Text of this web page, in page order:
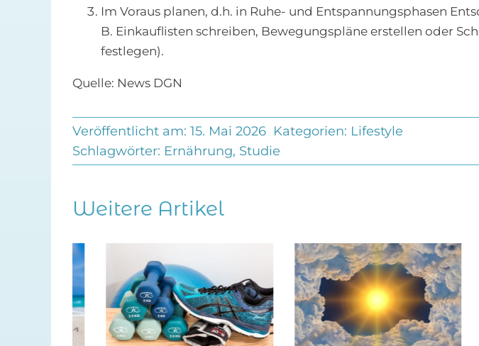
Im Voraus planen, d.h. in Ruhe- und Entspannungsphasen
B. Einkauflisten schreiben, Bewegungspläne erstellen oder
festlegen).
Quelle: News DGN
Veröffentlicht am: 15. Mai 2026 Kategorien: Lifestyle
Schlagwörter: Ernährung, Studie
Weitere Artikel